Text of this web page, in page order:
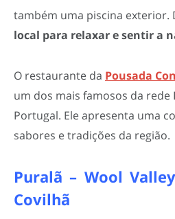
também uma piscina exterior.
local para relaxar e sentir a
O restaurante da Pousada
um dos mais famosos da rede
Portugal. Ele apresenta uma
sabores e tradições da região.
Puralã – Wool
Covilhã